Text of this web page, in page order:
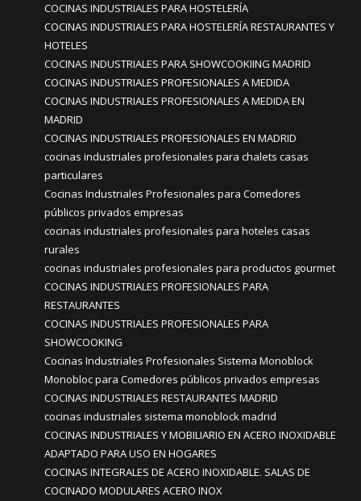
COCINAS INDUSTRIALES PARA HOSTELERÍA
COCINAS INDUSTRIALES PARA HOSTELERÍA RESTAURANTES Y
HOTELES
COCINAS INDUSTRIALES PARA SHOWCOOKIING MADRID
COCINAS INDUSTRIALES PROFESIONALES A MEDIDA
COCINAS INDUSTRIALES PROFESIONALES A MEDIDA EN
MADRID
COCINAS INDUSTRIALES PROFESIONALES EN MADRID
cocinas industriales profesionales para chalets casas
particulares
Cocinas Industriales Profesionales para Comedores
públicos privados empresas
cocinas industriales profesionales para hoteles casas
rurales
cocinas industriales profesionales para productos gourmet
COCINAS INDUSTRIALES PROFESIONALES PARA
RESTAURANTES
COCINAS INDUSTRIALES PROFESIONALES PARA
SHOWCOOKING
Cocinas Industriales Profesionales Sistema Monoblock
Monobloc para Comedores públicos privados empresas
COCINAS INDUSTRIALES RESTAURANTES MADRID
cocinas industriales sistema monoblock madrid
COCINAS INDUSTRIALES Y MOBILIARIO EN ACERO INOXIDABLE
ADAPTADO PARA USO EN HOGARES
COCINAS INTEGRALES DE ACERO INOXIDABLE. SALAS DE
COCINADO MODULARES ACERO INOX